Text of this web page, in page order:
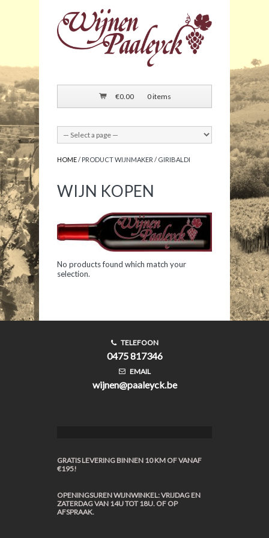
€0.00 0 items
HOME/ PRODUCT WIJNMAKER / GIRIBALDI
WIJN KOPEN
No products found which match your
selection.
TELEFOON
0475 817346
EMAIL
wijnen@paaleyck.be
GRATIS LEVERING BINNEN 10 KM OF VANAF
€195!
OPENINGSUREN WIJNWINKEL: VRIJDAG EN
ZATERDAG VAN 14U TOT 18U. OF OP
AFSPRAAK.